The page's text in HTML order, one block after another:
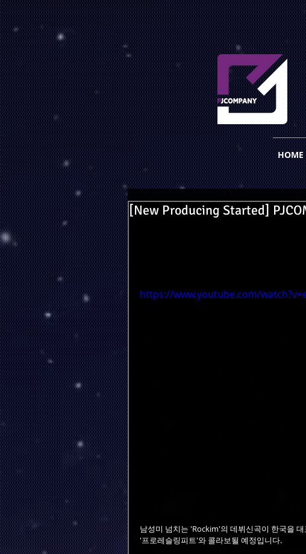
HOME
[New Producing Started]
https://www.youtube.com/
남성미 넘치는 'Rockim'의 데뷔신곡이 한국을
'프로레슬링피트'와 콜라보될 예정입니다.